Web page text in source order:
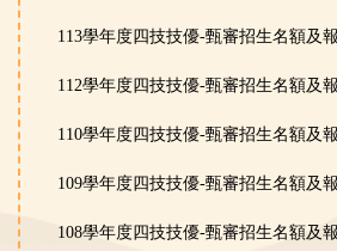
各系所特色及課程規劃
招生名額及條件查詢
聯合招生：主辦單位連結
招生簡章
甄審-報名情形查詢
113學年度四技技優-甄審招生名額及
112學年度四技技優-甄審招生名額及
110學年度四技技優-甄審招生名額及
109學年度四技技優-甄審招生名額及
108學年度四技技優-甄審招生名額及